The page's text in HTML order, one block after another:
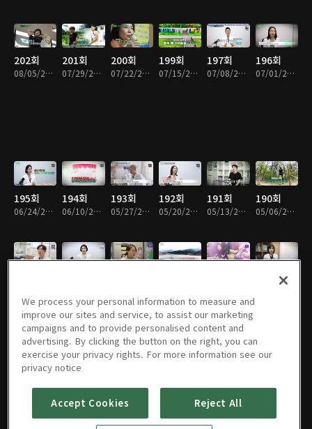
202회
08/05/2026 • 45분
201회
07/29/2026 • 45분
200회
07/22/2026 • 45분
199회
07/15/2026 • 45분
197회
07/08/2026 • 45분
196회
07/01/2026 • 45분
195회
06/24/2026 • 45분
194회
06/10/2026 • 45분
193회
05/27/2026 • 45분
192회
05/20/2026 • 45분
191회
05/13/2026 • 45분
190회
05/06/2026 • 45분
184회
183회
03/18/2026 • 45분
182회 181회 180회 179회 178회
We process your personal information to measure and
improve our sites and service, to assist our marketing
campaigns and to provide personalised content and
advertising. By clicking the button on the right, you can
exercise your privacy rights. For more information see our
privacy notice
Accept Cookies Reject All